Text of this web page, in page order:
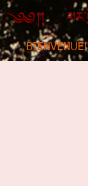
BIENVENUE!